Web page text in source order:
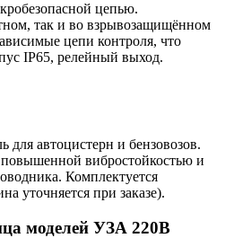
цепью.
так и во взрывозащищённом
цепи контроля, что
IP65, релейный выход.
для автоцистерн и бензовозов.
вибростойкостью и
Комплектуется
уточняется при заказе).
моделей УЗА 220В